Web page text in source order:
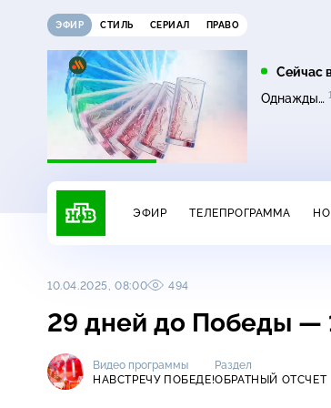
ЭФИР СТИЛЬ СЕРИАЛ ПРАВО
Сейчас
Однажды…
07:20
Инженеры Победы16+
08:00
Чудо
ЭФИР ТЕЛЕПРОГРАММА
10.04.2025, 08:00 494
29 дней до Победы —
Видео программы
НАВСТРЕЧУ ПОБЕДЕ!
Раздел
ОБРАТНЫЙ ОТСЧЕТ